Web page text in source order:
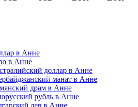
в Анне
в Анне
доллар в Анне
манат в Анне
драм в Анне
рубль в Анне
лев в Анне